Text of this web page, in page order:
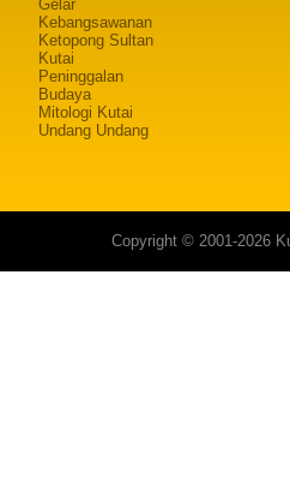
Gelar
Kebangsawanan
Ketopong Sultan
Kutai
Peninggalan
Budaya
Mitologi Kutai
Undang Undang
Copyright © 2001-2026